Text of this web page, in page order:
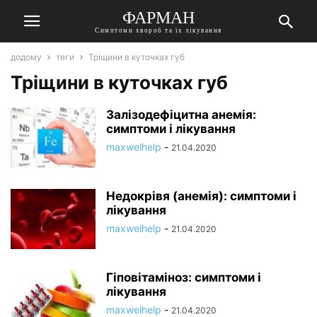
ФАРМАН
Симптоми хвороб та їх лікування
додому теги Тріщини в куточках губ
Тріщини в куточках губ
Залізодефіцитна анемія:
симптоми і лікування
maxwelhelp - 21.04.2020
Недокрівя (анемія): симптоми і
лікування
maxwelhelp - 21.04.2020
Гіповітаміноз: симптоми і
лікування
maxwelhelp - 21.04.2020